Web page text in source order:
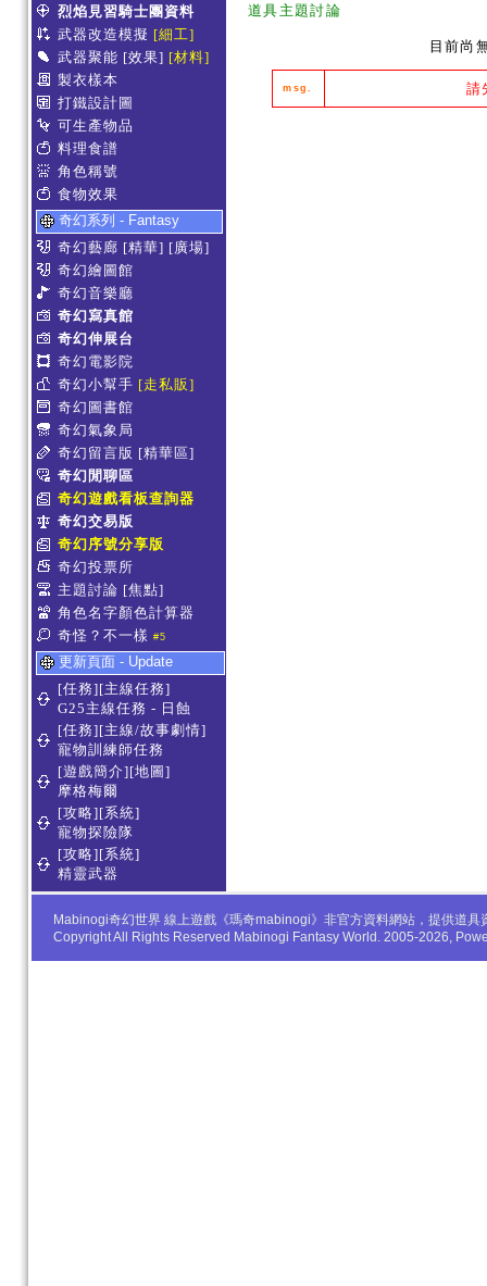
烈焰見習騎士團資料
武器改造模擬 [細工]
武器聚能 [效果] [材料]
製衣樣本
打鐵設計圖
可生產物品
料理食譜
角色稱號
食物效果
奇幻系列 - Fantasy
奇幻藝廊 [精華] [廣場]
奇幻繪圖館
奇幻音樂廳
奇幻寫真館
奇幻伸展台
奇幻電影院
奇幻小幫手 [走私販]
奇幻圖書館
奇幻氣象局
奇幻留言版 [精華區]
奇幻閒聊區
奇幻遊戲看板查詢器
奇幻交易版
奇幻序號分享版
奇幻投票所
主題討論 [焦點]
角色名字顏色計算器
奇怪？不一樣 #5
更新頁面 - Update
[任務][主線任務]
G25主線任務 - 日蝕
[任務][主線/故事劇情]
寵物訓練師任務
[遊戲簡介][地圖]
摩格梅爾
[攻略][系統]
寵物探險隊
[攻略][系統]
精靈武器
道具主題討論
目前尚
msg. 請
Mabinogi奇幻世界 線上遊戲《瑪奇mabinogi》非官方資料網站，提供道
Copyright All Rights Reserved Mabinogi Fantasy World. 2005-2026,